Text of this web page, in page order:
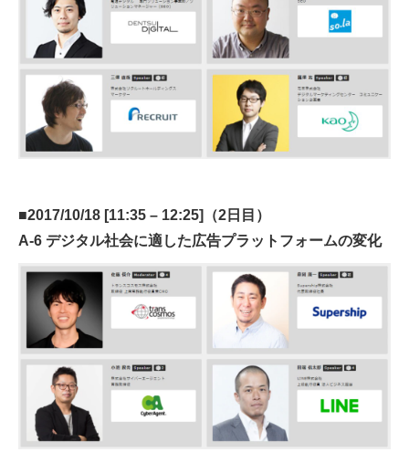
■2017/10/18 [11:35 – 12:25]（2日目）
A-6 デジタル社会に適した広告プラットフォームの変化